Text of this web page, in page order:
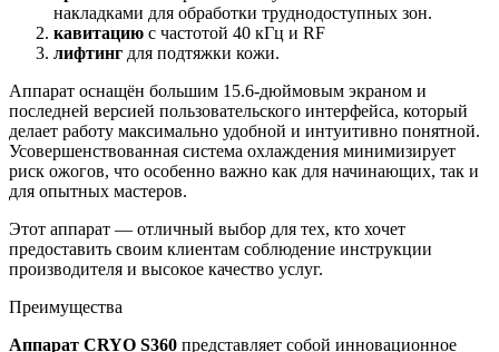
накладками для обработки труднодоступных зон.
кавитацию с частотой 40 кГц и RF
лифтинг для подтяжки кожи.
Аппарат оснащён большим 15.6-дюймовым экраном и
последней версией пользовательского интерфейса, который
делает работу максимально удобной и интуитивно понятной.
Усовершенствованная система охлаждения минимизирует
риск ожогов, что особенно важно как для начинающих, так и
для опытных мастеров.
Этот аппарат — отличный выбор для тех, кто хочет
предоставить своим клиентам соблюдение инструкции
производителя и высокое качество услуг.
Преимущества
Аппарат CRYO S360 представляет собой инновационное